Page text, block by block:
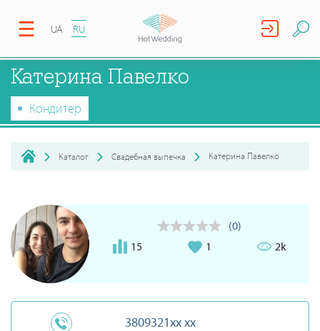
UA RU
Катерина Павелко
Кондитер
Каталог Свадебная выпечка Катерина Павелко
(0)
15
1 2k
3809321xx xx